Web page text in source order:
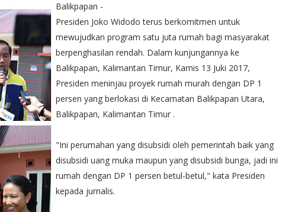
Balikpapan -
Presiden Joko Widodo terus berkomitmen untuk
mewujudkan program satu juta rumah bagi masyarakat
berpenghasilan rendah. Dalam kunjungannya ke
Balikpapan, Kalimantan Timur, Kamis 13 Juki 2017,
Presiden meninjau proyek rumah murah dengan DP 1
persen yang berlokasi di Kecamatan Balikpapan Utara,
Balikpapan, Kalimantan Timur .
"Ini perumahan yang disubsidi oleh pemerintah baik yang
disubsidi uang muka maupun yang disubsidi bunga, jadi ini
rumah dengan DP 1 persen betul-betul," kata Presiden
kepada jurnalis.